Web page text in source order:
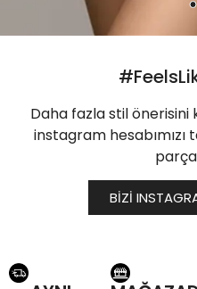
Daha fazla stil
instagram hesabımızı
BİZİ